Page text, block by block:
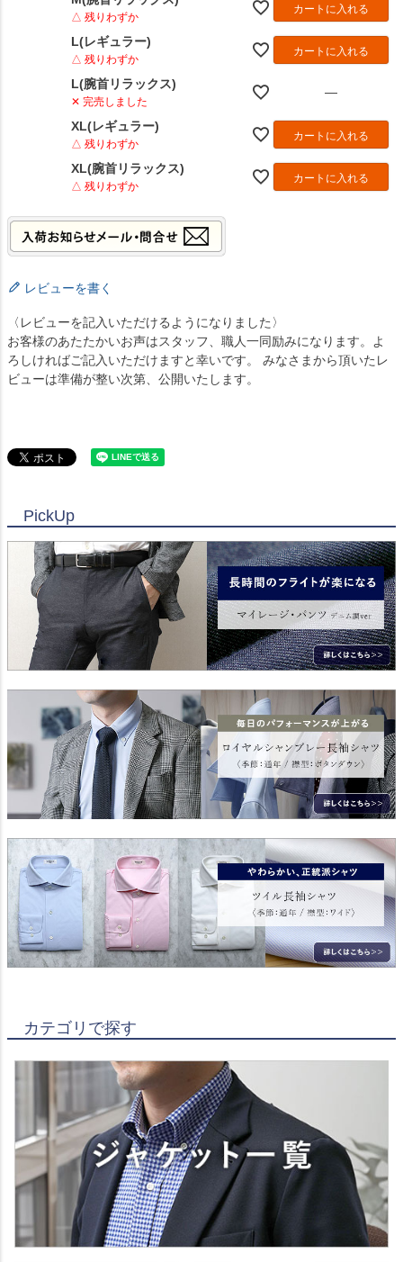
△ 残りわずか
カートに入れる
L(レギュラー)
△ 残りわずか
カートに入れる
L(腕首リラックス)
✕ 完売しました
—
XL(レギュラー)
△ 残りわずか
カートに入れる
XL(腕首リラックス)
△ 残りわずか
カートに入れる
レビューを書く
〈レビューを記入いただけるようになりました〉
お客様のあたたかいお声はスタッフ、職人一同励みになります。よ
ろしければご記入いただけますと幸いです。 みなさまから頂いたレ
ビューは準備が整い次第、公開いたします。
PickUp
カテゴリで探す